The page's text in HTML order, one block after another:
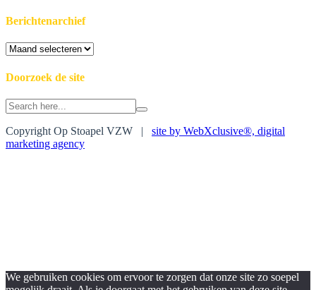
Berichtenarchief
Berichtenarchief
Doorzoek de site
Search
for:
Copyright Op Stoapel VZW | site by WebXclusive®, digital
marketing agency
We gebruiken cookies om ervoor te zorgen dat onze site zo soepel